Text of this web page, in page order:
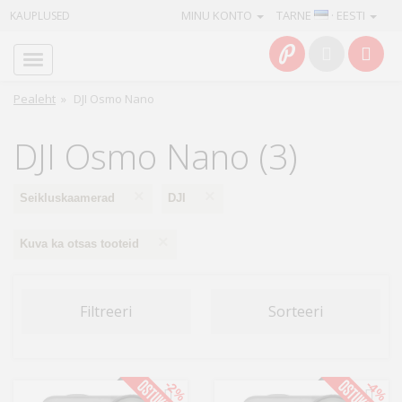
KAUPLUSED TARNE · EESTI
MINU KONTO
Pealeht » DJI Osmo Nano
DJI Osmo Nano (3)
Seikluskaamerad DJI
Kuva ka otsas tooteid
Filtreeri Sorteeri
-2% -4%
Info
Kaamerad